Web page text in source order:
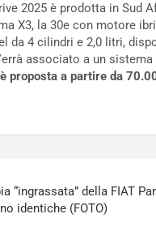
2025 è prodotta in
X3, la 30e con motore
da 4 cilindri e 2,0 litri,
associato a un
proposta a partire da
“ingrassata” della FIAT
identiche (FOTO)